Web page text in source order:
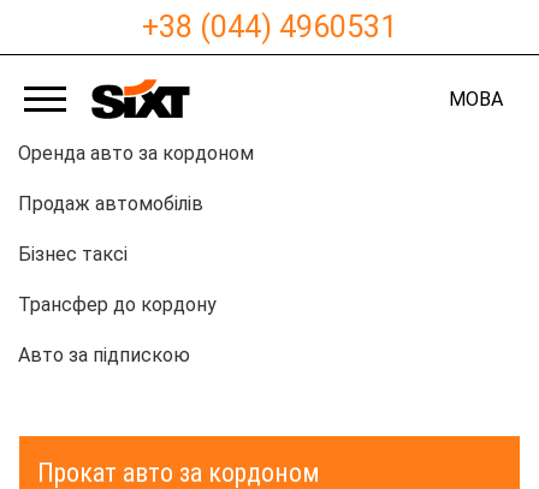
+38 (044) 4960531
МОВА
Оренда авто за кордоном
Продаж автомобілів
Бізнес таксі
Трансфер до кордону
Авто за підпискою
Прокат авто за кордоном